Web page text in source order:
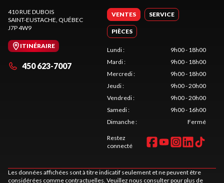
410 RUE DUBOIS
SAINT-EUSTACHE, QUÉBEC
J7P 4W9
ITINÉRAIRE
450 623-7007
VENTES SERVICE
PIÈCES
Lundi:
9h00 - 18h00
Mardi:
9h00 - 18h00
Mercredi:
9h00 - 18h00
Jeudi:
9h00 - 20h00
Vendredi:
9h00 - 20h00
Samedi:
9h00 - 16h00
Dimanche: Fermé
Restez
connecté
Les données affichées sont à titre indicatif seulement et ne peuvent être
considérées comme contractuelles. Veuillez nous consulter pour plus de